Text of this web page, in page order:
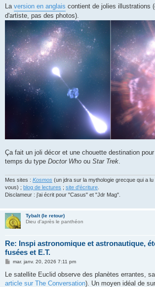
La version en anglais contient de jolies illustrations
d'artiste, pas des photos).
Ça fait un joli décor et une chouette destination
temps du type Doctor Who ou Star Trek.
Mes sites : Kosmos (un jdra sur la mythologie grecque qui a
vous) ; blog de lectures ; site d'écriture
Disclameur : j'ai écrit pour "Casus" et "Jdr Mag".
Tybalt (le retour)
Dieu d'après le panthéon
Re: Inspi astronomique et astronautique,
fusées et E.T.
M
s
a
mar. janv. 20, 2026 7:11 pm
Le satellite Euclid observe des planètes errantes,
article sur The Conversation). Un moyen idéal de